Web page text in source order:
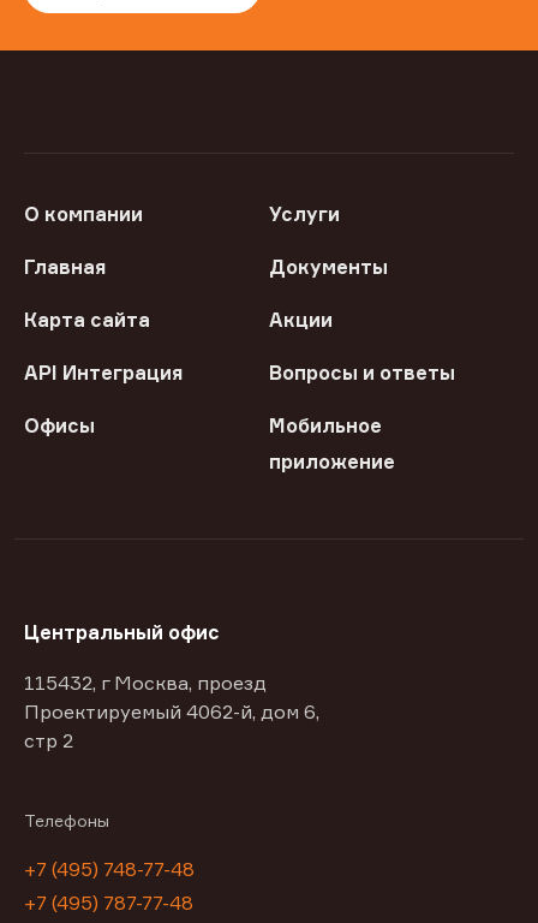
О компании Услуги
Главная Документы
Карта сайта Акции
API Интеграция Вопросы и ответы
Офисы
Мобильное
приложение
Центральный офис
115432, г Москва, проезд
Проектируемый 4062-й, дом 6,
стр 2
Телефоны
+7 (495) 748-77-48
+7 (495) 787-77-48